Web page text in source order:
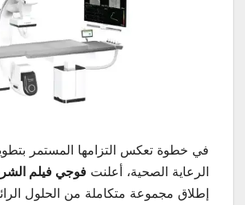
في خطوة تعكس التزامها المستمر
الرعاية الصحية، أعلنت فوجي فيلم
إطلاق مجموعة متكاملة من الحلول